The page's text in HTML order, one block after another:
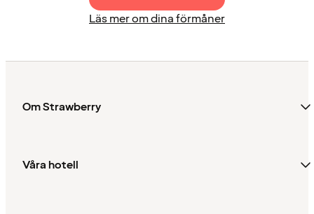
Läs mer om dina förmåner
Om Strawberry
Våra hotell